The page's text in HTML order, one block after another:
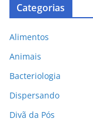
Categorias
Alimentos
Animais
Bacteriologia
Dispersando
Divã da Pós